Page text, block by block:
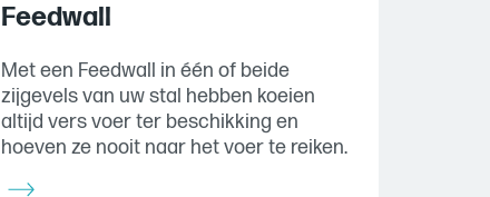
Feedwall
Met een Feedwall in één of beide
zijgevels van uw stal hebben koeien
altijd vers voer ter beschikking en
hoeven ze nooit naar het voer te reiken.